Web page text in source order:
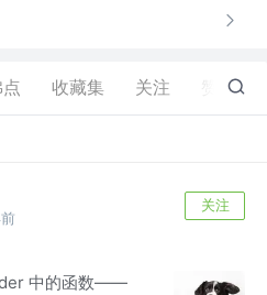
收藏集 关注 23
关注
中的函数——